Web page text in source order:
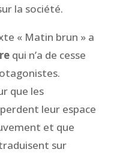
la société.
« Matin brun » a
qui n’a de cesse
que les
leur espace
et que
sur